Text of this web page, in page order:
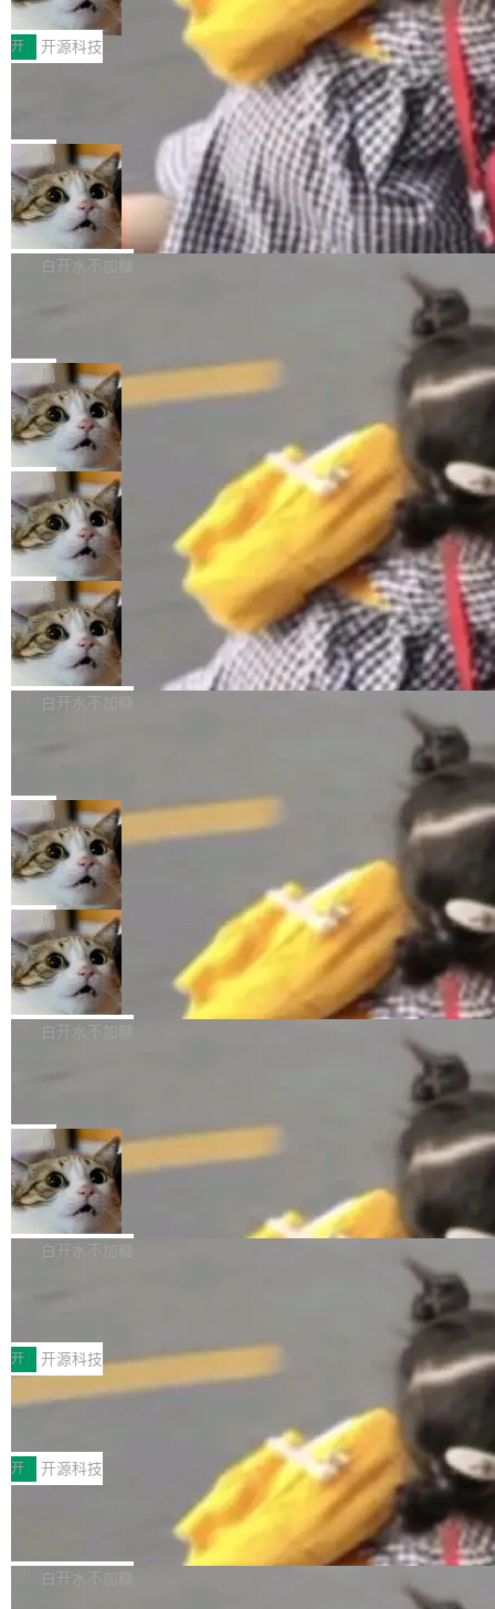
和销毁都太重了。一个 Agent 要执行的任务可能
只需要几毫秒的 CPU 时间，但容器从冷启动到
就绪要花数秒。如果未来有十...
函，也没选择庭外沉默。它在官网贴了一篇博
文，标题只有六个字：Apple is getting this wro
ng。 然后，它把邮件往来和 iMessage 聊天记
录全贴了出来。 他发错人了 苹果外部律师 Gabr
iel Gross 来自 Weil 律所，2 月 23 日下午 5:53
给 OpenAI 总法律顾问 Che Chang 发了封邮
件，附了一封长信，要求 OpenAI 配合调查前苹
果员工带走机密信...
ddy鸿蒙PC版，说话就能干活的AI办公
搭子
全能AI工作台WorkBuddy鸿蒙PC版上架HUAWE
I MatePad Edge应用市场，直接下载即可使
用，与鸿蒙电脑上的体验一致。值得一提的是，
这是目前市面上唯一支持平板接入WorkBuddy P
C版的产品，搭载“人机双写”重磅功能——你写
你的，AI写AI的，同屏协作互不干扰。一句话让
AI帮你干活，现在开启全新体验！ 温馨提示：
体验WorkBuddy鸿蒙PC版前，请将 HUAWEI M
atePad Edge 升级至 HarmonyOS 6.1.0.135S
P9 patch03及以上版本。 *升级路径：设置 > 搜
开 开源科技
FFmpeg 9.0 发布：代号“Lei”，以此纪
全球知名开源多媒体框架 FFmpeg 今天正式发
布了 9.0 版本。这个版本除了带来新一代音视频
处理能力和硬件加速支持之外，还有一个特殊之
处：FFmpeg 9.0 的代号是“Lei”。 这个名字，
来自中国开发者雷霄骅（Lei Xiaohua）。 对于
很多中国音视频开发者而言，这个名字并不陌
“启蒙老师”。 而今年，恰好是雷霄骅离世十周
年。FFmpeg 社区最终选择用一个大版本的名
字，留下了这份纪念。 雷霄骅曾是中国传媒大学
数字电视技术方向的博士生，长期从事视频、音
频技...
局
亚马逊成本失控：AI 写代码烧掉 1215
万元，超预算 860%
外媒近日曝光了亚马逊的多份内部报告显示，AI
导致公司在多个项目上超支。《金融时报》报道
编写程序，目标是完成电商平台作者信息与商品
列表的数据匹配 —— 一项常规的数据处理任
务，最终却产生了 180 万美元的账单，实际支出
超出原定预算 860%。 更令人意外的是，该项目
最终并未成功落地，而高额算力消耗持续运行长
达 5 个月，公司直到财务对账时才察觉异常。这
意味着一个无人看管的 AI 程序，在近半年时间
里日夜不停地"烧钱"。 复盘显示，...
白开水不加糖
e CEO Clément Delangue 在 CNBC 的采访里
没有拐弯抹角。他说中国正在赢得 AI 竞赛，而
且按目前的速度，中国 AI 工具预计在今年底或
2027 年就能追上美国前沿实验室的水平。 Dela
ngue 把原因归结为一件事：开放协作。中国的
AI 开发者在一个共享和协作的生态里加速迭代，
而美国模型厂商在"闭门造车"。他的原话是 "buil
ding in silos"——各自为战，互不通气。 这个判
断从他嘴里说出来分量不同。Hugging Face 是
全球最大的开源 AI 平台，上面跑着上百万个模
型。谁在开源赛道上领先，...
局
当 AI agent 把源码变成了最好的扩展系
统，开发者工具必须开源
五年前，David Crawshaw 问过很多软件工程师
一个问题：你写过什么给自己用的程序？答案几
乎都是没有。工程师们整天用别人写的程序写程
序给别人用。偶尔有人自己写个博客系统、智能
家居控制、家庭实验室，都算稀奇事。 Crawsh
aw 是 Shelley 的作者，一个开源 AI coding age
nt。他最近在博客上写了一篇文章，核心论点很
简单：开发者工具必须开源。 理由不是传统的自
由软件情怀，而是一个跟 AI agent 直接相关的
技术判断。 两行 prompt 就能个性化任何软件 C
局
DeepSeek Harness 宣布内测邀请，全
网最大规模开源 Agent 路演现场诞生
一条内测招募帖，发出去的时候大概没人想到它
会变成一场开源 Agent 生态的路演。 8月1日，
DeepSeek Harness 团队负责人崔添翼（tiany
i）在 X 上发帖： 「如果你是 Agent Harness 相
关开源项目的开发者，希望参加 DeepSeek Har
ness 的内测，可以回复或私信联系我。请附上
Harness 负责把能力落到真实环境中——调用工
具、读写文件、管理上下文、处理错误、完成闭
环。崔添翼招人的标...
局
商汤 SenseNova U1.5-Lite-Preview
开源
商汤科技宣布面向社区开源轻量级统一多模态模
型的预览版本 SenseNova U1.5-Lite-Preview。
理解、推理、生成与编辑，还仅以 8B-MoT 的轻
量大小，将能力推进到4K、更精细的真实质感、
更复杂的视觉控制和可持续迭代编辑。 相比 U
1，U1.5-Lite-Preview 在以下方向上带来了显著
提升： 原生支持4K图像生成； 更精细的局部纹
理、细节与真实世界质感； 更准确的中英文文字
生成与复杂版式组织； 更稳定的图...
白开水不加糖
nap。这次是 hwctl——一个用来检查 Ubuntu
硬件认证状态的命令行工具。 Canonical 工程师
Alan Griffiths 在邮件列表中说得很直白：「hwc
tl 是一个 Ubuntu 专有的包，它和它的依赖项都
是 Ubuntu 专有的，不会用在其他发行版上。」
所以 deb 版本的受众实际上为零。既然只有 Ub
untu 用户在用，那用 snap 打包就没什么可纠结
的。 从 deb 到 snap 的迁移路径 hwctl 是 rust-
hwlib 硬件 API 库的一部分，命令行工具负责查
局
Dario Amodei 担心新人来 Anthropic
只为金钱，不为使命
顶级 AI 研究员在两家公司之间来回跳，中间只
隔了几天。 Lilian Weng 上周刚宣布因健康原因
离开 Thinking Machines Lab，说自己作为联合
创始人的角色「太累了」。几天后，The Inform
ation 就曝出她将重回 OpenAI，负责递归自我
改进方向的研究。她是 Thinking Machines 过
一在人才争夺战中失血的公司。六月，Google
连失两员大将：Noam Shazeer 去了 Op...
局
FFmpeg 9.0 发布
FFmpeg 9.0 现已发布，包含多项改进。官方更
新日志列出的 9.0 版本主要更新内容如下： 扩
er HE-AAC 960 解码 (DAB+) transpose_cuda
filter 添加 AMF Frame Rate Converter (vf_frc
_amf) filter SMPTE 2094-50 元数据支持和直
通 ProRes RAW VideoToolbox 硬件加速器 AP
V ...
白开水不加糖
Code 在 X 上发帖：「DeepSeek Flash did 8T
tokens on August 1st. 5T of free usage + 3T
on OpenCode Go.」79.8 万次浏览，连带着 #
DeepSeek一天消耗了8万亿# 上了微博热搜——
注意这是 OpenCode 一家的消耗。 OpenCode
不完。」5T 来自免费额度，3T 来自 Go...
局
NetBSD 11.0 正式发布
NetBSD 11.0 现已正式发布，这是 NetBSD 操
作系统的第十八个主要版本。 自 NetBSD 10.1
ve JH71XX 的设备，例如 VisionFive 2、PINE
64 STAR64，以及 QEMU。 增强了对 POSIX.1
-2024 和 C23 编程接口标准的兼容性。 compat
_linux(8) 增强了对 Linux 系统调用的支持，包
括 epoll（围绕 kqueue 实现）、POSIX 消息队
列、...
白开水不加糖
案
享会在上海举办。鸿蒙生态的全场景智慧营销平
台鲸鸿动能协同华为游戏中心，面向游戏行业开
发者及生态伙伴，系统呈现了平台在游戏领域的
完整能力版图——从IAP高价值用户的全周期经
营、到IAA游戏的“买变一体”正循环、再到联运与
广告协同的全链路经营闭环，以及面向全球市场
的出海增长布局。 华为终端云业务商业化销售负
责人在开场致辞中表示，游戏开发者的核心诉求
已不再是“多一个投放渠道”，而是一套能够持续
开 开源科技
技嘉X3D系列再添新成员 B850 AORU
面向AMD Ryzen X3D处理器玩家，技嘉X3D系
列主板阵容迎来新成员——B850 AORUS ELITE
X3D。作为面向主流高性能平台打造的全新主板
产品，B850 AORUS ELITE X3D延续技嘉在X3
D平台优化上的技术积累，旨在为游戏玩家带来
更稳定、更高效的装机选择。 B850 AORUS ELI
开 开源科技
Zadig v5.0 发布：AI 发布专员与 AI 审
我们团队这几天最大的卡点不是 AI 写得不够
好，是 AI 写得太好了。 好到审查排期从两天的
白开水不加糖